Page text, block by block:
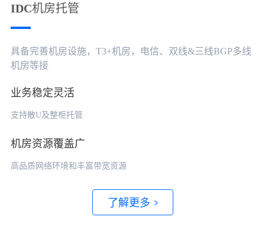
IDC机房托管
具备完善机房设施，T3+机房，电信、双线&三线BGP多线
机房等接
业务稳定灵活
支持散U及整柜托管
机房资源覆盖广
高品质网络环境和丰富带宽资源
了解更多